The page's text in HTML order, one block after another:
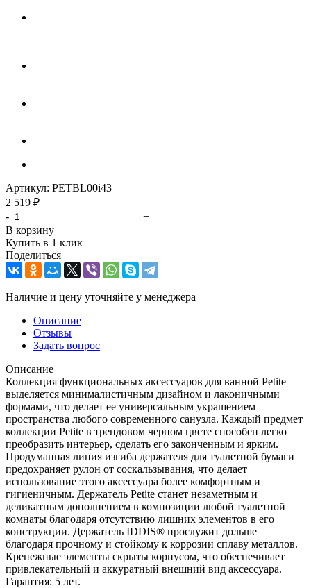
Артикул: PETBL00i43
2 519 ₽
-
+
В корзину
Купить в 1 клик
Поделиться
Наличие и цену уточняйте у менеджера
Описание
Отзывы
Задать вопрос
Описание
Коллекция функциональных аксессуаров для ванной Petite
выделяется минималистичным дизайном и лаконичными
формами, что делает ее универсальным украшением
пространства любого современного санузла. Каждый предмет
коллекции Petite в трендовом черном цвете способен легко
преобразить интерьер, сделать его законченным и ярким.
Продуманная линия изгиба держателя для туалетной бумаги
предохраняет рулон от соскальзывания, что делает
использование этого аксессуара более комфортным и
гигиеничным. Держатель Petite станет незаметным и
деликатным дополнением в композиции любой туалетной
комнаты благодаря отсутствию лишних элементов в его
конструкции. Держатель IDDIS® прослужит дольше
благодаря прочному и стойкому к коррозии сплаву металлов.
Крепежные элементы скрыты корпусом, что обеспечивает
привлекательный и аккуратный внешний вид аксессуара.
Гарантия: 5 лет.